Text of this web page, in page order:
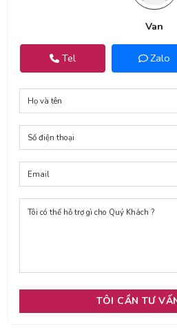
Van
Tel Zalo